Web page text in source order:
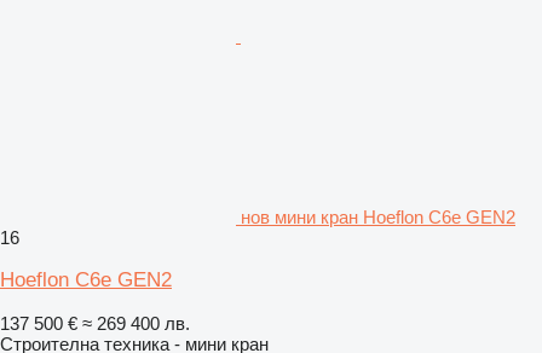
нов мини кран Hoeflon C6e GEN2
16
Hoeflon C6e GEN2
137 500 € ≈ 269 400 лв.
Строителна техника - мини кран